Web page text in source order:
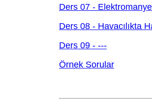
Ders 07 -
Ders 08 - Havacılıkta
Ders 09 - ---
Örnek Sorular